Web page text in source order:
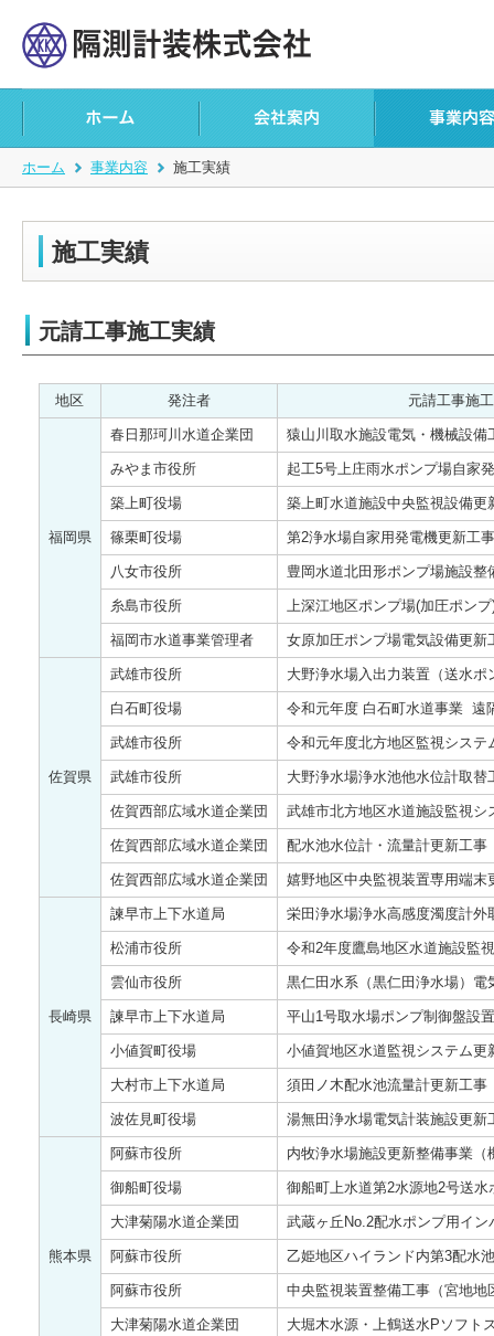
ホーム 事業内容 施工実績
施工実績
元請工事施工実績
地区 発注者 元請工事施
福岡県
春日那珂川水道企業団 猿山川取水施設電気・機械設備
みやま市役所 起工5号上庄雨水ポンプ場自家
築上町役場 築上町水道施設中央監視設備更
篠栗町役場 第2浄水場自家用発電機更新工事
八女市役所 豊岡水道北田形ポンプ場施設整
糸島市役所 上深江地区ポンプ場(加圧ポン
福岡市水道事業管理者 女原加圧ポンプ場電気設備更新
佐賀県
武雄市役所 大野浄水場入出力装置（送水
白石町役場 令和元年度 白石町水道事業 遠
武雄市役所 令和元年度北方地区監視システ
武雄市役所 大野浄水場浄水池他水位計取替
佐賀西部広域水道企業団 武雄市北方地区水道施設監
佐賀西部広域水道企業団 配水池水位計・流量計更新工事
佐賀西部広域水道企業団 嬉野地区中央監視装置専用端末
長崎県
諫早市上下水道局 栄田浄水場浄水高感度濁度計外
松浦市役所 令和2年度鷹島地区水道施設
雲仙市役所 黒仁田水系（黒仁田浄水場
諫早市上下水道局 平山1号取水場ポンプ制御盤設
小値賀町役場 小値賀地区水道監視システム更
大村市上下水道局 須田ノ木配水池流量計更新工事
波佐見町役場 湯無田浄水場電気計装施設更新
熊本県
阿蘇市役所 内牧浄水場施設更新整備事
御船町役場 御船町上水道第2水源地2号送
大津菊陽水道企業団 武蔵ヶ丘No.2配水ポンプ用
阿蘇市役所 乙姫地区ハイランド内第3配
阿蘇市役所 中央監視装置整備工事（宮地地
大津菊陽水道企業団 大堀木水源・上鶴送水Pソフ